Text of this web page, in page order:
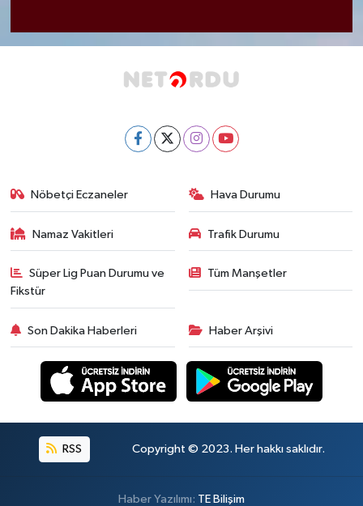
Nöbetçi Eczaneler Hava Durumu
Namaz Vakitleri Trafik Durumu
Süper Lig Puan Durumu ve
Fikstür
Tüm Manşetler
Son Dakika Haberleri Haber Arşivi
RSS Copyright © 2023. Her hakkı saklıdır.
Haber Yazılımı: TE Bilişim